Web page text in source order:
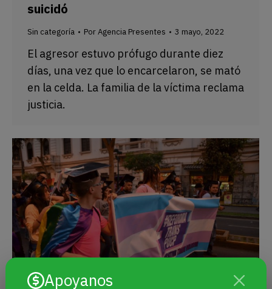
Apoyanos
suicidó
Sin categoría PorAgencia Presentes 3 mayo, 2022
El agresor estuvo prófugo durante diez
días, una vez que lo encarcelaron, se mató
en la celda. La familia de la víctima reclama
justicia.